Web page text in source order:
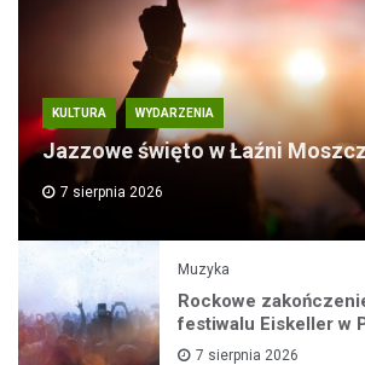
KULTURA WYDARZENIA
Jazzowe święto w Łaźni
7 sierpnia 2026
Muzyka
Rockowe
festiwalu Eiskeller w
7 sierpnia 2026